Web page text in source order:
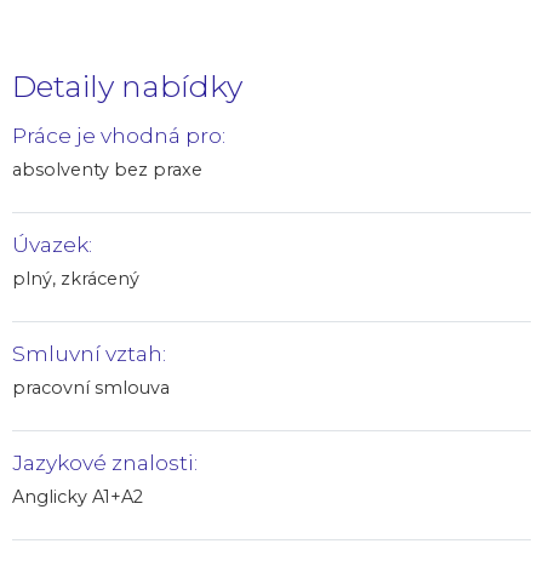
Detaily nabídky
Práce je vhodná pro:
absolventy bez praxe
Úvazek:
plný, zkrácený
Smluvní vztah:
pracovní smlouva
Jazykové znalosti:
Anglicky A1+A2